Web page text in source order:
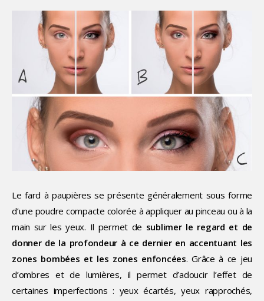
Le fard à paupières se présente généralement sous forme
d’une poudre compacte colorée à appliquer au pinceau ou à la
main sur les yeux. Il permet de sublimer le regard et de
donner de la profondeur à ce dernier en accentuant les
zones bombées et les zones enfoncées. Grâce à ce jeu
d’ombres et de lumières, il permet d’adoucir l’effet de
certaines imperfections : yeux écartés, yeux rapprochés,